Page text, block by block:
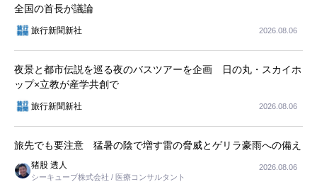
全国の首長が議論
旅行新聞新社 2026.08.06
夜景と都市伝説を巡る夜のバスツアーを企画 日の丸・スカイホ
ップ×立教が産学共創で
旅行新聞新社 2026.08.06
旅先でも要注意 猛暑の陰で増す雷の脅威とゲリラ豪雨への備え
猪股 透人
シーキューブ株式会社 / 医療コンサルタント
2026.08.06